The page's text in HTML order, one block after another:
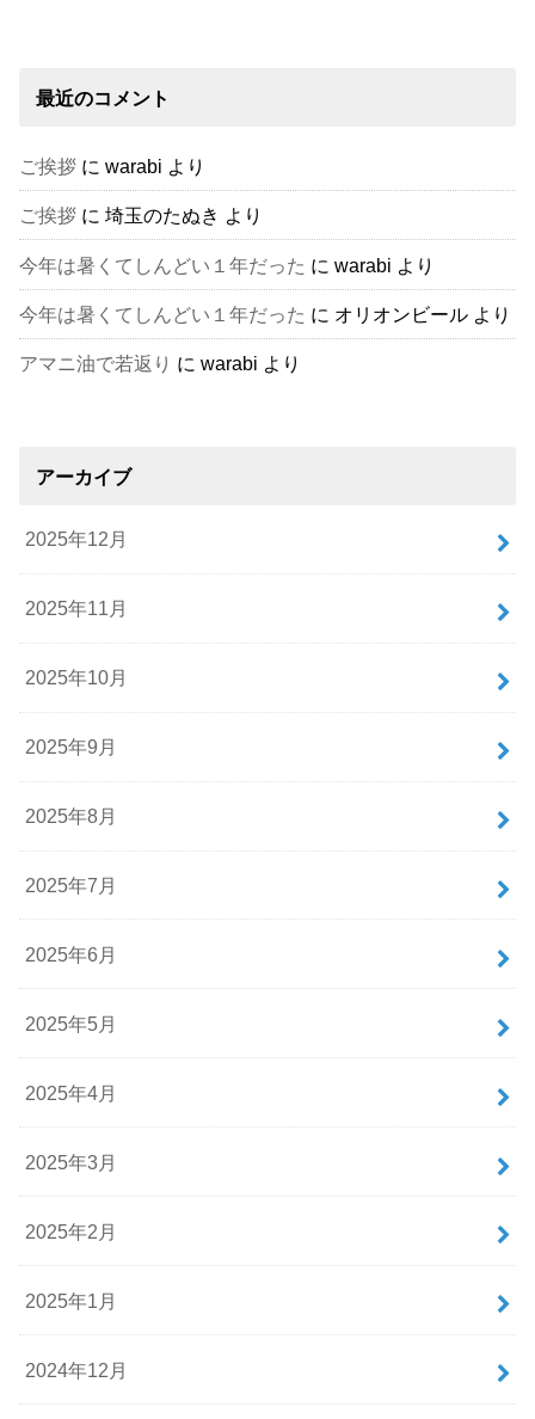
最近のコメント
ご挨拶 にwarabi より
ご挨拶 に埼玉のたぬき より
今年は暑くてしんどい１年だった にwarabi より
今年は暑くてしんどい１年だった に オリオンビール より
アマニ油で若返り にwarabi より
アーカイブ
2025年12月
2025年11月
2025年10月
2025年9月
2025年8月
2025年7月
2025年6月
2025年5月
2025年4月
2025年3月
2025年2月
2025年1月
2024年12月